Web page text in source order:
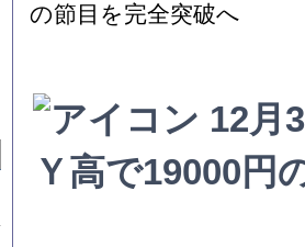
の節目を完全突破へ
12月
Ｙ高で19000円